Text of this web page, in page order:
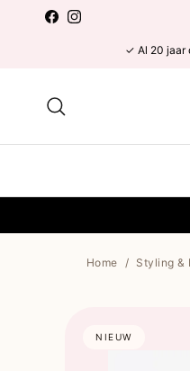
Ga naar inhoud
FacebookInstagram
✓ Al 20 jaar
Home / Styling &
NIEUW